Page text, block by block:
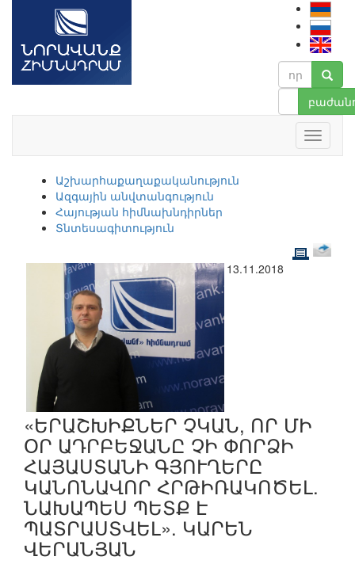
Աշխարհաքաղաքականություն
Ազգային անվտանգություն
Հայության հիմնախնդիրներ
Տնտեսագիտություն
13.11.2018
«ԵՐԱՇԽԻՔՆԵՐ ՉԿԱՆ, ՈՐ ՄԻ
ՕՐ ԱԴՐԲԵՋԱՆԸ ՉԻ ՓՈՐՁԻ
ՀԱՅԱՍՏԱՆԻ ԳՅՈՒՂԵՐԸ
ԿԱՆՈՆԱՎՈՐ ՀՐԹԻՌԱԿՈԾԵԼ.
ՆԱԽԱՊԵՍ ՊԵՏՔ Է
ՊԱՏՐԱՍՏՎԵԼ». ԿԱՐԵՆ
ՎԵՐԱՆՅԱՆ